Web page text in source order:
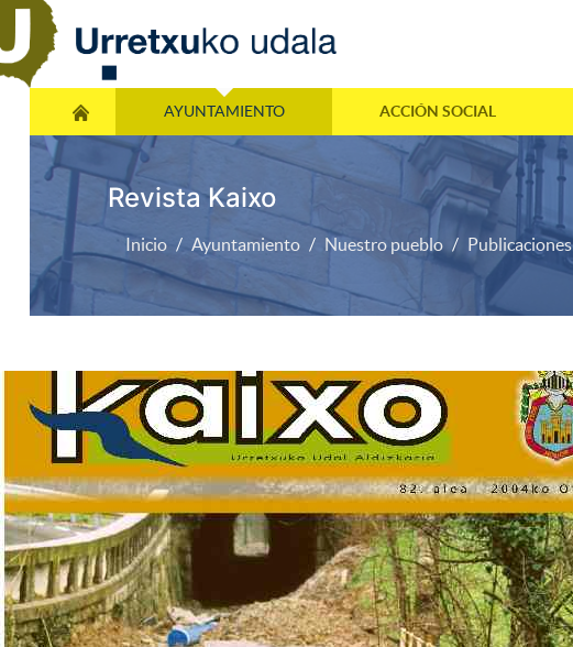
AYUNTAMIENTO ACCIÓN SOCIAL
Revista Kaixo
Inicio Ayuntamiento Nuestro pueblo Publicaciones